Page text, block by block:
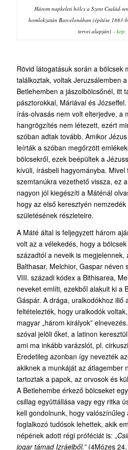
Három napkeleti bölcs a Szent Család-
homlokzatán Barcelonában (építése
tervei alapján) –kép:
Rövid látogatásuk során a bölcsek
találkoztak, voltak Jeruzsálemben
Betlehemben a jászolbölcsőnél, itt
pásztorokkal, Máriával és
írás-olvasás nem volt elterjedve, a
hangrögzítés nem létezett, ezért
szóban adtak tovább. Amikor
leírták a szóban megőrzött
bölcsekről, ezek beépültek a
kívüli, írásbeli hagyományba. Mivel
szemtanúkra vezethető vissza, ez
nagyon jól kiegészíti a Máténál
hogy az első keresztyén
születésének részleteire.
A Máté által is feljegyzett három
volt az a vélekedés, hogy a
századtól a neveik is megjelennek,
Balthasar, Melchior, Gaspar néven
VIII. századi kódex a Bithisarea,
neveket említi, ezekből alakult ki a
Gáspár. A drága, uralkodókhoz illő
feltételezték, hogy uralkodók
magyar „három királyok”
szóval jelöli őket, a latinon
ami ma inkább varázslót, pl.
Eredetileg azonban így nevezték
akiknek a munkáját az átlagember
tartoztak a papok, az orvosok és
A Betlehembe érkező bölcseket
csillag együttállása vagy egy ritka
kell gondolnunk, hogy valószínűleg
foglalkozó tudósok lehettek, akik
népének adott régi próféciát is: „
jogar támad Izráelből.” (4Mózes